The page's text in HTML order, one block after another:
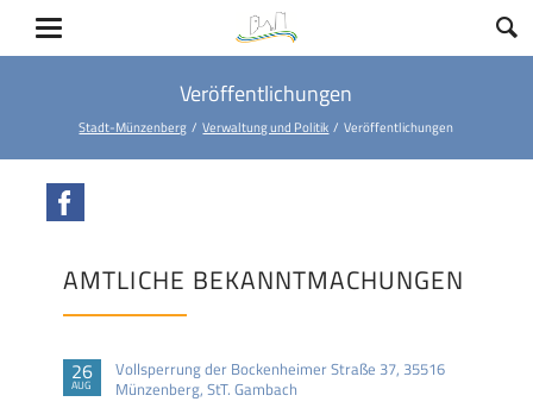
Veröffentlichungen
Stadt-Münzenberg Verwaltung und Politik Veröffentlichungen
AMTLICHE BEKANNTMACHUNGEN
26
AUG
Vollsperrung der Bockenheimer Straße 37, 35516
Münzenberg, StT. Gambach